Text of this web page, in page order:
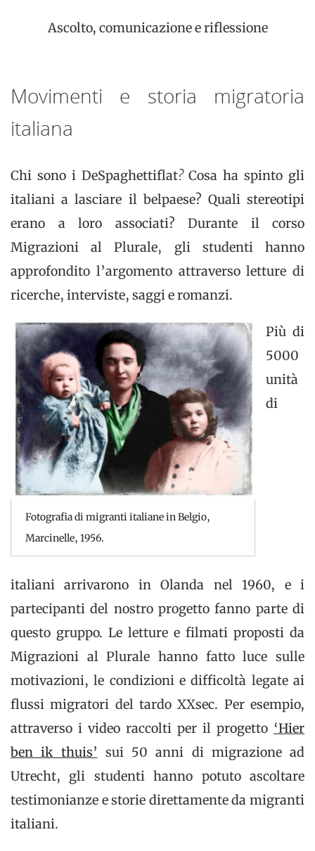
Ascolto, comunicazione e riflessione
Movimenti e storia migratoria
italiana
Chi sono i DeSpaghettiflat?Cosa ha spinto gli
italiani a lasciare il belpaese? Quali stereotipi
erano a loro associati? Durante il corso
Migrazioni al Plurale, gli studenti hanno
approfondito l’argomento attraverso letture di
ricerche, interviste, saggi e romanzi.
Fotografia di migranti italiane in Belgio,
Marcinelle, 1956.
Più di
5000
unità
di
italiani arrivarono in Olanda nel 1960, e i
partecipanti del nostro progetto fanno parte di
questo gruppo. Le letture e filmati proposti da
Migrazioni al Plurale hanno fatto luce sulle
motivazioni, le condizioni e difficoltà legate ai
flussi migratori del tardo XXsec. Per esempio,
attraverso i video raccolti per il progetto ‘Hier
ben ik thuis’ sui 50 anni di migrazione ad
Utrecht, gli studenti hanno potuto ascoltare
testimonianze e storie direttamente da migranti
italiani.